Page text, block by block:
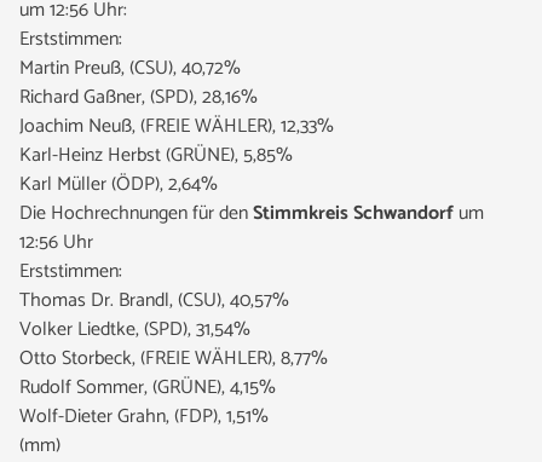
um 12:56 Uhr:
Erststimmen:
Martin Preuß, (CSU), 40,72%
Richard Gaßner, (SPD), 28,16%
Joachim Neuß, (FREIE WÄHLER), 12,33%
Karl-Heinz Herbst (GRÜNE), 5,85%
Karl Müller (ÖDP), 2,64%
Die Hochrechnungen für denStimmkreis Schwandorfum
12:56 Uhr
Erststimmen:
Thomas Dr. Brandl, (CSU), 40,57%
Volker Liedtke, (SPD), 31,54%
Otto Storbeck, (FREIE WÄHLER), 8,77%
Rudolf Sommer, (GRÜNE), 4,15%
Wolf-Dieter Grahn, (FDP), 1,51%
(mm)